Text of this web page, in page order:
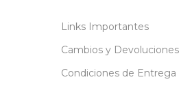
Links Importantes
Cambios y Devoluciones
Condiciones de Entrega